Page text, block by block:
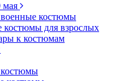
мая
военные костюмы
костюмы для взрослых
к костюмам
костюмы